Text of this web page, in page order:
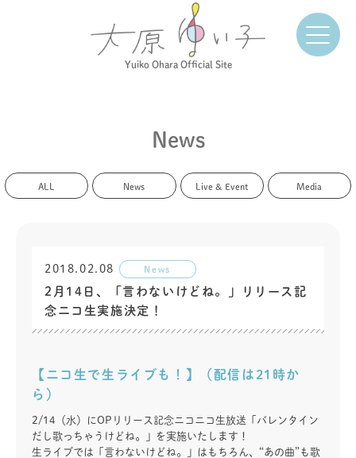
Yuiko Ohara Official Site
News
ALL News Live & Event Media
2018.02.08 News
2月14日、「言わないけどね。」リリース記
念ニコ生実施決定！
【ニコ生で生ライブも！】（配信は21時か
ら）
2/14（水）にOPリリース記念ニコニコ生放送「バレンタイン
だし歌っちゃうけどね。」を実施いたします！
生ライブでは「言わないけどね。」はもちろん、“あの曲”も歌